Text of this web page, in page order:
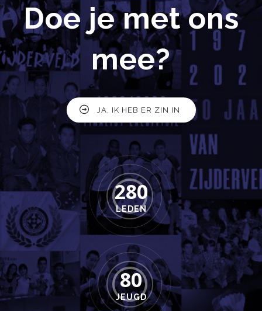
Doe je met ons
mee?
JA, IK HEB ER ZIN IN
280
LEDEN
80
JEUGD